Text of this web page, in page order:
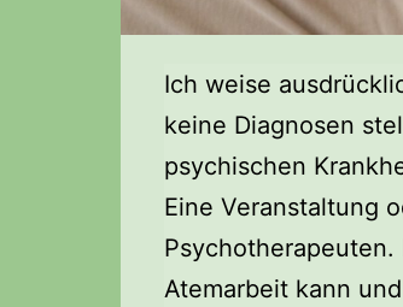
Ich weise
keine Diagnosen
psychischen
Eine Veranstaltung
Atemarbeit kann